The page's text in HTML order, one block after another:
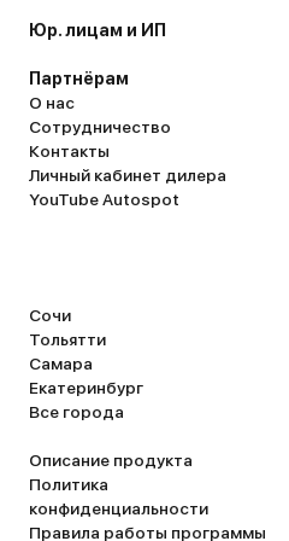
Юр. лицам и ИП
Партнёрам
О нас
Сотрудничество
Контакты
Личный кабинет дилера
YouTube Autospot
Сочи
Тольятти
Самара
Екатеринбург
Все города
Описание продукта
Политика
конфиденциальности
Правила работы программы